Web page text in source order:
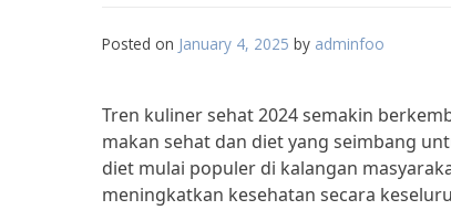
Posted on January 4, 2025 by adminfoo
Tren kuliner sehat 2024 semakin
makan sehat dan diet yang seimbang
diet mulai populer di kalangan
meningkatkan kesehatan secara